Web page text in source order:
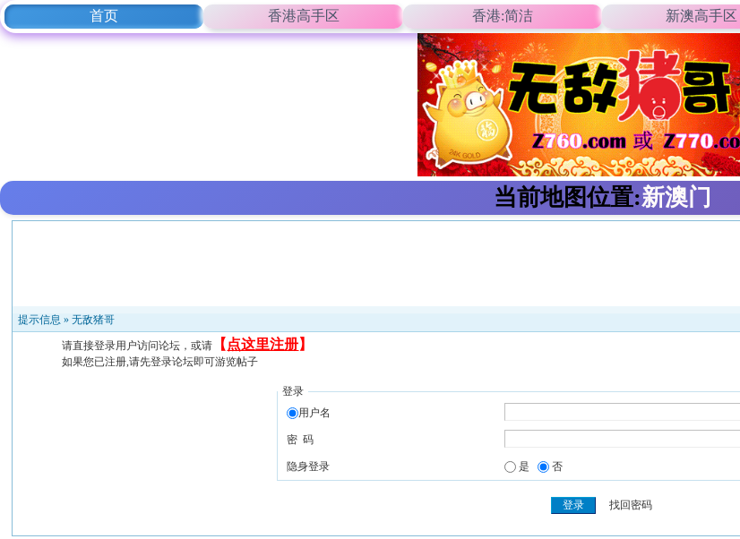
首页 香港高手区 香港:简洁 新澳高手区
当前地图位置:新澳门
提示信息 »无敌猪哥
请直接登录用户访问论坛，或请 【 点这里注册】
如果您已注册,请先登录论坛即可游览帖子
登录
用户名
密 码
隐身登录 是 否
找回密码